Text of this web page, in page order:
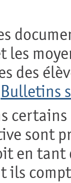
les
des
Bulletins
sont
en
ils